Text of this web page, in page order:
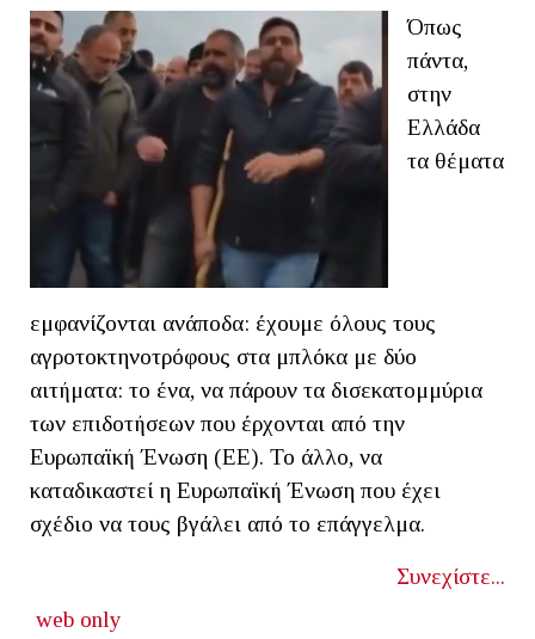
Όπως
πάντα,
στην
Ελλάδα
τα θέματα
εμφανίζονται ανάποδα: έχουμε όλους τους
αγροτοκτηνοτρόφους στα μπλόκα με δύο
αιτήματα: το ένα, να πάρουν τα δισεκατομμύρια
των επιδοτήσεων που έρχονται από την
Ευρωπαϊκή Ένωση (ΕΕ). Το άλλο, να
καταδικαστεί η Ευρωπαϊκή Ένωση που έχει
σχέδιο να τους βγάλει από το επάγγελμα.
Συνεχίστε...
web only